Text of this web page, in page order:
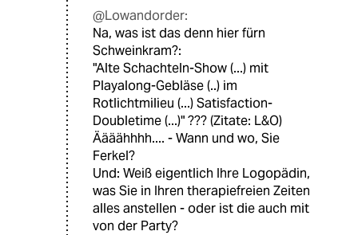
@Lowandorder:
Na, was ist das denn hier fürn
Schweinkram?:
"Alte Schachteln-Show (...) mit
Playalong-Gebläse (..) im
Rotlichtmilieu (...) Satisfaction-
Doubletime (...)" ??? (Zitate: L&O)
Äääähhhh.... - Wann und wo, Sie
Ferkel?
Und: Weiß eigentlich Ihre Logopädin,
was Sie in Ihren therapiefreien Zeiten
alles anstellen - oder ist die auch mit
von der Party?